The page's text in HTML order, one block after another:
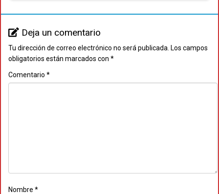
Deja un comentario
Tu dirección de correo electrónico no será publicada. Los campos
obligatorios están marcados con *
Comentario *
Nombre *